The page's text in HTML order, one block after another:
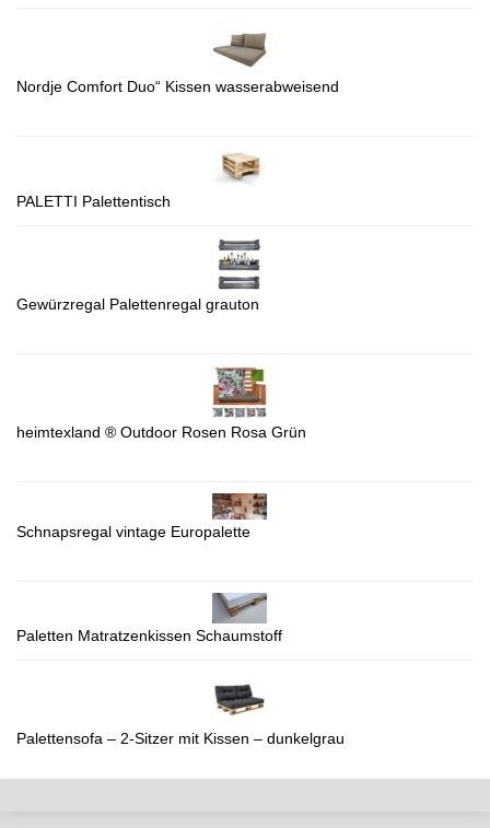
Nordje Comfort Duo“ Kissen wasserabweisend
PALETTI Palettentisch
Gewürzregal Palettenregal grauton
heimtexland ® Outdoor Rosen Rosa Grün
Schnapsregal vintage Europalette
Paletten Matratzenkissen Schaumstoff
Palettensofa – 2-Sitzer mit Kissen – dunkelgrau